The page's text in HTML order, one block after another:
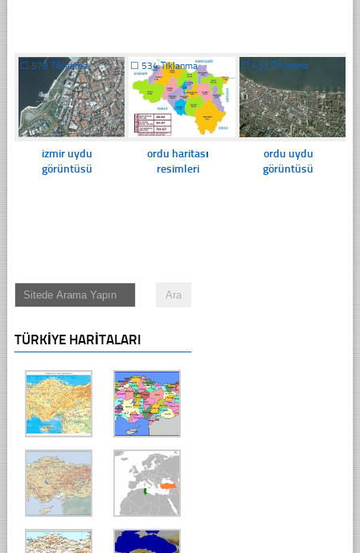
☐ 578 Tıklanma
izmir uydu
görüntüsü
☐ 534 Tıklanma
ordu haritası
resimleri
☐ 433 Tıklanma
ordu uydu
görüntüsü
TÜRKIYE HARITALARI